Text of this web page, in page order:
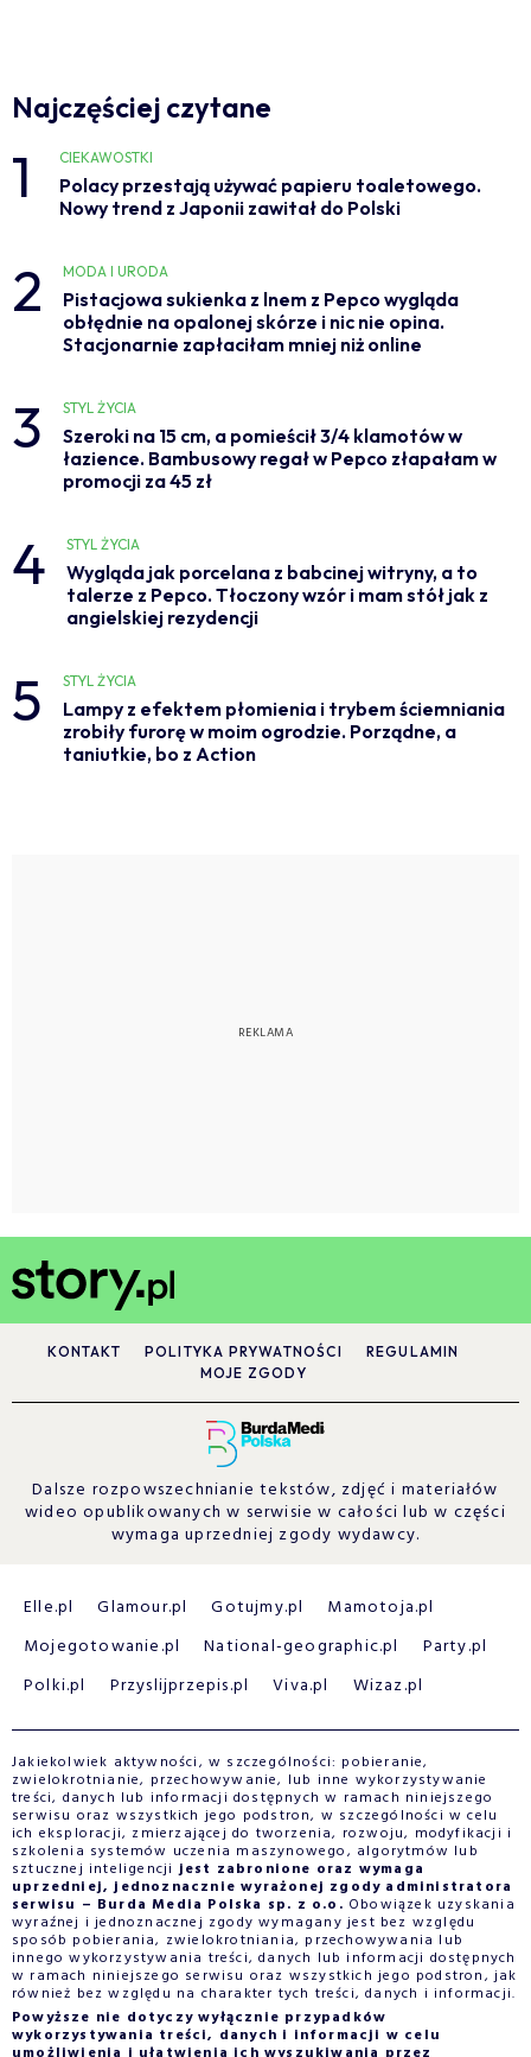
Najczęściej czytane
1 CIEKAWOSTKI
Polacy przestają używać papieru toaletowego.
Nowy trend z Japonii zawitał do Polski
2 MODA I URODA
Pistacjowa sukienka z lnem z Pepco wygląda
obłędnie na opalonej skórze i nic nie opina.
Stacjonarnie zapłaciłam mniej niż online
3 STYL ŻYCIA
Szeroki na 15 cm, a pomieścił 3/4 klamotów w
łazience. Bambusowy regał w Pepco złapałam w
promocji za 45 zł
4 STYL ŻYCIA
Wygląda jak porcelana z babcinej witryny, a to
talerze z Pepco. Tłoczony wzór i mam stół jak z
angielskiej rezydencji
5 STYL ŻYCIA
Lampy z efektem płomienia i trybem ściemniania
zrobiły furorę w moim ogrodzie. Porządne, a
taniutkie, bo z Action
KONTAKT POLITYKA PRYWATNOŚCI
REGULAMIN
MOJE ZGODY
Dalsze rozpowszechnianie tekstów, zdjęć i materiałów
wideo opublikowanych w serwisie w całości lub w części
wymaga uprzedniej zgody wydawcy.
Elle.pl Glamour.pl Gotujmy.pl
Mamotoja.pl
Mojegotowanie.pl
National-geographic.pl
Party.pl
Polki.pl
Przyslijprzepis.pl Viva.pl Wizaz.pl
Jakiekolwiek aktywności, w szczególności: pobieranie,
zwielokrotnianie, przechowywanie, lub inne wykorzystywanie
treści, danych lub informacji dostępnych w ramach niniejszego
serwisu oraz wszystkich jego podstron, w szczególności w celu
ich eksploracji, zmierzającej do tworzenia, rozwoju, modyfikacji i
szkolenia systemów uczenia maszynowego, algorytmów lub
sztucznej inteligencjijest zabronione oraz wymaga
uprzedniej, jednoznacznie wyrażonej zgody administratora
serwisu – Burda Media Polska sp. z o.o. Obowiązek uzyskania
wyraźnej i jednoznacznej zgody wymagany jest bez względu
sposób pobierania, zwielokrotniania, przechowywania lub
innego wykorzystywania treści, danych lub informacji dostępnych
w ramach niniejszego serwisu oraz wszystkich jego podstron, jak
również bez względu na charakter tych treści, danych i informacji.
Powyższe nie dotyczy wyłącznie przypadków
wykorzystywania treści, danych i informacji w celu